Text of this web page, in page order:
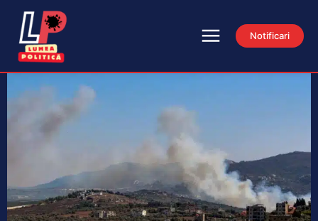
Notificari